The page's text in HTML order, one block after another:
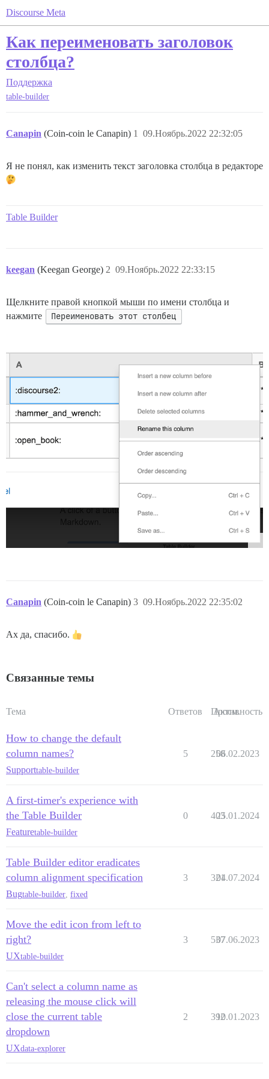
Discourse Meta
Как переименовать заголовок
столбца?
Поддержка
table-builder
Canapin (Coin-coin le Canapin) 09.Ноябрь.2022 22:32:05
1
Я не понял, как изменить текст заголовка столбца в редакторе
Table Builder
keegan (Keegan George) 09.Ноябрь.2022 22:33:15
2
Щелкните правой кнопкой мыши по имени столбца и
нажмите
Переименовать этот столбец
Canapin (Coin-coin le Canapin) 09.Ноябрь.2022 22:35:02
3
Ах да, спасибо.
Связанные темы
Тема Ответов Просм.
Активность
How to change the default
column names?
Supporttable-builder
5 258
06.02.2023
A first-timer's experience with
the Table Builder
Featuretable-builder
0 403
25.01.2024
Table Builder editor eradicates
column alignment specification
Bugtable-builder fixed
3 321
04.07.2024
Move the edit icon from left to
right?
UXtable-builder
3 537
07.06.2023
Can't select a column name as
releasing the mouse click will
close the current table
dropdown
UXdata-explorer
2 392
10.01.2023